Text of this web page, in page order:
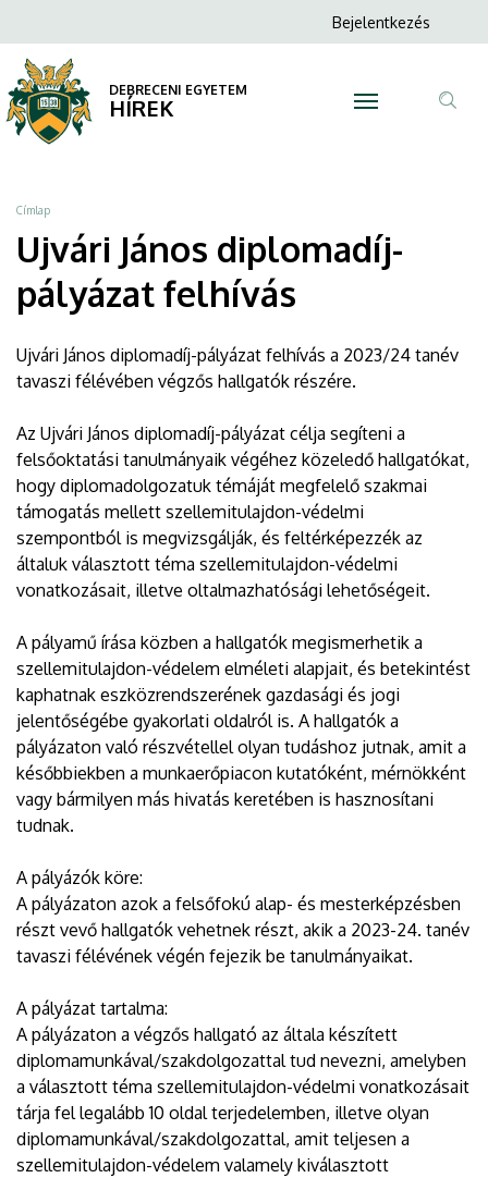
János
diplomadíj-
pályázat
felhívás
DEBRECENI
EGYETEM
a
tartalomra
Anonim
menüje
Bejelentkezés
DEBRECENI EGYETEM
HÍREK
Morzsa
Címlap
Ujvári János diplomadíj-
pályázat felhívás
Ujvári János diplomadíj-pályázat felhívás a 2023/24 tanév
tavaszi félévében végzős hallgatók részére.
Az Ujvári János diplomadíj-pályázat célja segíteni a
felsőoktatási tanulmányaik végéhez közeledő hallgatókat,
hogy diplomadolgozatuk témáját megfelelő szakmai
támogatás mellett szellemitulajdon-védelmi
szempontból is megvizsgálják, és feltérképezzék az
általuk választott téma szellemitulajdon-védelmi
vonatkozásait, illetve oltalmazhatósági lehetőségeit.
A pályamű írása közben a hallgatók megismerhetik a
szellemitulajdon-védelem elméleti alapjait, és betekintést
kaphatnak eszközrendszerének gazdasági és jogi
jelentőségébe gyakorlati oldalról is. A hallgatók a
pályázaton való részvétellel olyan tudáshoz jutnak, amit a
későbbiekben a munkaerőpiacon kutatóként, mérnökként
vagy bármilyen más hivatás keretében is hasznosítani
tudnak.
A pályázók köre:
A pályázaton azok a felsőfokú alap- és mesterképzésben
részt vevő hallgatók vehetnek részt, akik a 2023-24. tanév
tavaszi félévének végén fejezik be tanulmányaikat.
A pályázat tartalma:
A pályázaton a végzős hallgató az általa készített
diplomamunkával/szakdolgozattal tud nevezni, amelyben
a választott téma szellemitulajdon-védelmi vonatkozásait
tárja fel legalább 10 oldal terjedelemben, illetve olyan
diplomamunkával/szakdolgozattal, amit teljesen a
szellemitulajdon-védelem valamely kiválasztott